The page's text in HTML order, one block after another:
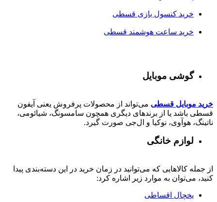
خرید کنسول بازی قسطی
خرید ساعت هوشمند قسطی
گوشی موبایل
خرید موبایل قسطی می‌تواند از محصولات پرفروش یعنی آیفون
قسطی باشد یا از برندهای دیگری همچون سامسونگ، شیائومی،
ناتینگ، هوآوی، نوکیا و ال‌جی صورت گیرد.
لوازم خانگی
از جمله کالاهایی که می‌توانید در زمان خرید در این دسته‌بندی پیدا
کنید، می‌توان به موارد زیر اشاره کرد:
یخچال اقساطی